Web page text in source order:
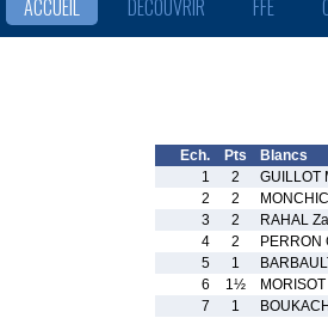
ACCUEIL DÉCOUVRIR FFE
Ech. Pts
Blancs
1
2
GUILLOT
2
2
3
2
RAHAL
4
2
PERRON
5
1
6
1½
7
1